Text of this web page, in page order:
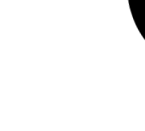
En un